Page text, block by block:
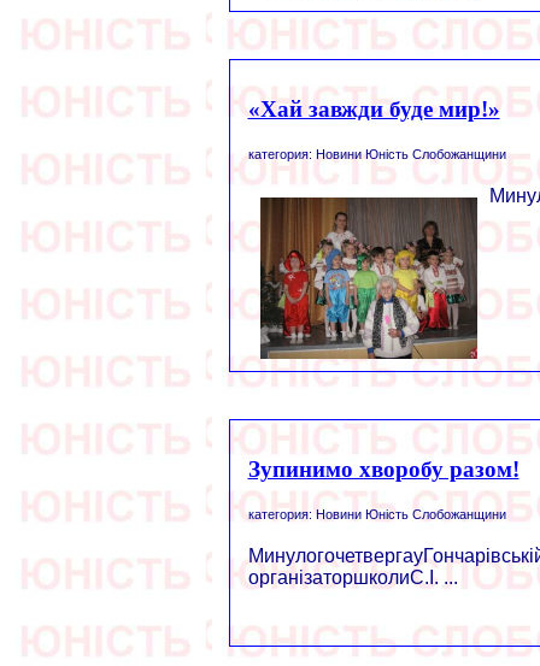
«Хай завжди буде мир!»
категория: Новини Юність Слобожанщини
Зупинимо хворобу разом!
категория: Новини Юність Слобожанщини
організаторшколиС.І. ...